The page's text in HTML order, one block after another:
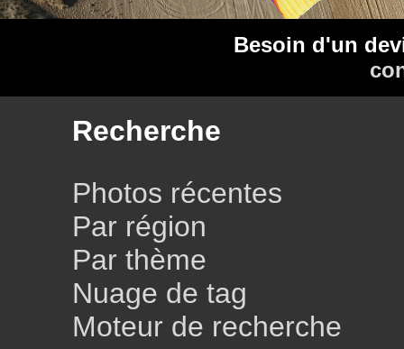
Besoin d'un
Recherche
Photos récentes
Par région
Par thème
Nuage de tag
Moteur de recherche